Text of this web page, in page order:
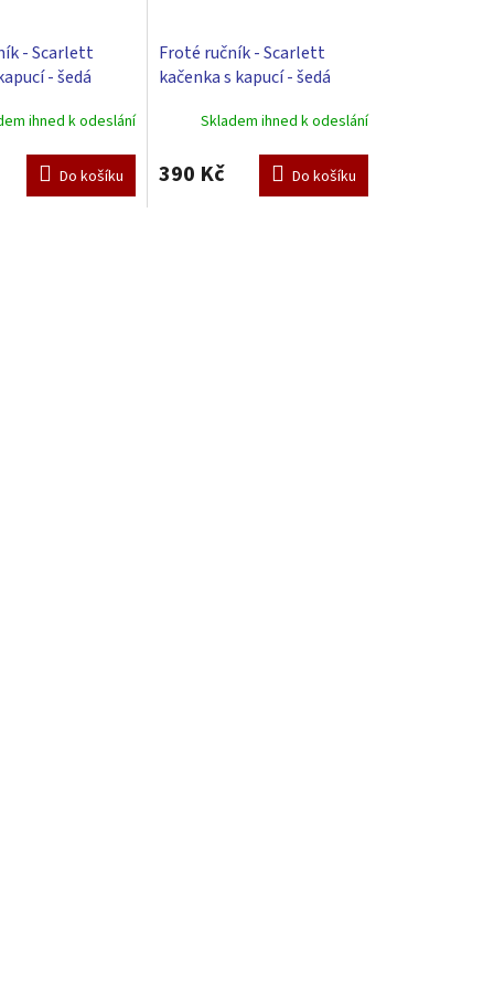
- Scarlett
- šedá
ihned k odeslání
Do košíku
Froté ručník - Scarlett
kačenka s kapucí - šedá
Skladem ihned k odeslání
390 Kč Do košíku